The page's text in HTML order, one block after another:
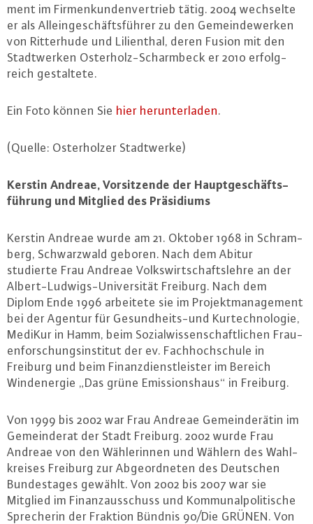
ment im Fir­men­kun­den­ver­trieb tätig. 2004 wechselte
er als Al­lein­ge­schäfts­füh­rer zu den Ge­mein­de­wer­ken
von Rit­ter­hu­de und Li­li­en­thal, deren Fusion mit den
Stadt­wer­ken Os­ter­holz-Scharm­beck er 2010 er­folg­
reich ge­stal­te­te.
Ein Foto können Sie hier her­un­ter­la­den.
(Quelle: Os­ter­hol­zer Stadt­wer­ke)
Kerstin Andreae, Vor­sit­zen­de der Haupt­ge­schäfts­
füh­rung und Mitglied des Prä­si­di­ums
Kerstin Andreae wurde am 21. Oktober 1968 in Schram­
berg, Schwarz­wald geboren. Nach dem Abitur
studierte Frau Andreae Volks­wirt­schafts­leh­re an der
Al­bert-Lud­wigs-Uni­ver­si­tät Freiburg. Nach dem
Diplom Ende 1996 arbeitete sie im Pro­jekt­ma­nage­ment
bei der Agentur für Ge­sund­heits-und Kur­tech­no­lo­gie,
MediKur in Hamm, beim So­zi­al­wis­sen­schaft­li­chen Frau­
en­for­schungs­in­sti­tut der ev. Fach­hoch­schu­le in
Freiburg und beim Fi­nanz­dienst­leis­ter im Bereich
Wind­ener­gie „Das grüne Emis­si­ons­haus“ in Freiburg.
Von 1999 bis 2002 war Frau Andreae Ge­mein­de­rä­tin im
Ge­mein­de­rat der Stadt Freiburg. 2002 wurde Frau
Andreae von den Wäh­le­rin­nen und Wählern des Wahl­
krei­ses Freiburg zur Ab­ge­ord­ne­ten des Deutschen
Bun­des­ta­ges gewählt. Von 2002 bis 2007 war sie
Mitglied im Fi­nanz­aus­schuss und Kom­mu­nal­po­li­ti­sche
Spre­che­rin der Fraktion Bündnis 90/Die GRÜNEN. Von